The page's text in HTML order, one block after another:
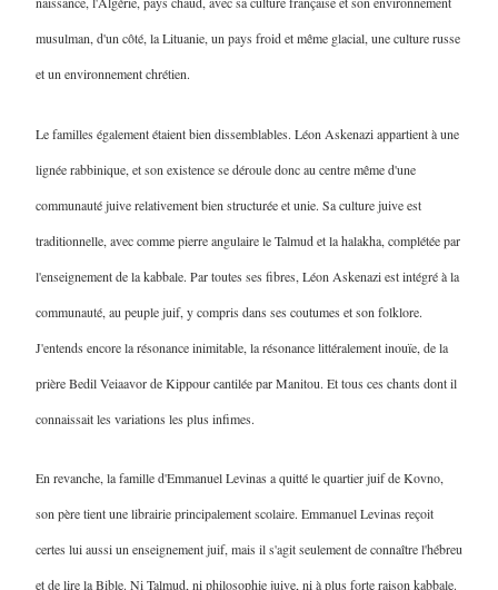
musulman, d'un côté, la Lituanie, un pays froid et même glacial, une culture russe
et un environnement chrétien.
Le familles également étaient bien dissemblables. Léon Askenazi appartient à une
lignée rabbinique, et son existence se déroule donc au centre même d'une
communauté juive relativement bien structurée et unie. Sa culture juive est
traditionnelle, avec comme pierre angulaire le Talmud et la halakha, complétée par
l'enseignement de la kabbale. Par toutes ses fibres, Léon Askenazi est intégré à la
communauté, au peuple juif, y compris dans ses coutumes et son folklore.
J'entends encore la résonance inimitable, la résonance littéralement inouïe, de la
prière Bedil Veiaavor de Kippour cantilée par Manitou. Et tous ces chants dont il
connaissait les variations les plus infimes.
En revanche, la famille d'Emmanuel Levinas a quitté le quartier juif de Kovno,
son père tient une librairie principalement scolaire. Emmanuel Levinas reçoit
certes lui aussi un enseignement juif, mais il s'agit seulement de connaître l'hébreu
et de lire la Bible. Ni Talmud, ni philosophie juive, ni à plus forte raison kabbale.